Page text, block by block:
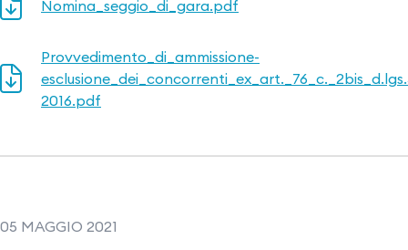
Nomina_seggio_di_gara.pdf
Provvedimento_di_ammissione-
2016.pdf
05 MAGGIO 2021